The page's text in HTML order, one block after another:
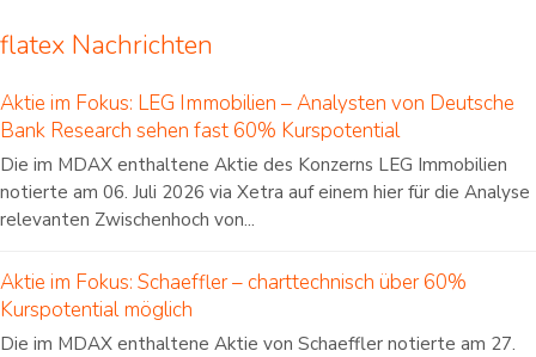
flatex Nachrichten
Aktie im Fokus: LEG Immobilien – Analysten von Deutsche
Bank Research sehen fast 60% Kurspotential
Die im MDAX enthaltene Aktie des Konzerns LEG Immobilien
notierte am 06. Juli 2026 via Xetra auf einem hier für die Analyse
relevanten Zwischenhoch von...
Aktie im Fokus: Schaeffler – charttechnisch über 60%
Kurspotential möglich
Die im MDAX enthaltene Aktie von Schaeffler notierte am 27.